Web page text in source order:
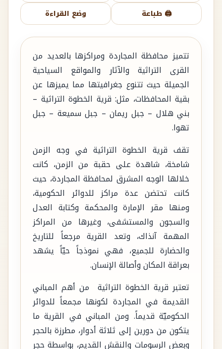
🖨️ طباعة
وضع القراءة
تتميز محافظة المجاردة ومراكزها بالعديد من
القرى التراثية والآثار والمواقع السياحية
الجميلة حيث تتنوع جغرافيتها مما يميزها عن
بقية المحافظات، مثل: قرية الخطوة التراثية –
بني هلال – جبل ريمان – جبل سميعة – جبل
تهوا.
تقف قرية الخطوة التراثية في وجه الزمن
شامخة، شاهدة على حقبة من الزمن، كانت
خلالها الوجه المشرق لمحافظة المجاردة، حيث
كانت تحتضن عدة مراكز للدوائر الحكومية،
ومنها مقر الإمارة والمحكمة وكتابة العدل
والسجون والمستشفى، وغيرها من المراكز
المهمة آنذاك، وتعد القرية مرجعاً للتاريخ
والحضارة للجميع، فهي نموذجاً حيّاً يشهد
بعراقة المكان وأصالة الإنسان.
تعتبر قرية الخطوة التراثية من أهم المباني
القديمة في المجاردة لكونها مجمعاً للدوائر
الحكوميّة قديماً. ومن المباني في القرية ما
يتكون من دورين إلى ثلاثة أدوار، مطرزة بالحجر
وبعض الرسومات والنقش القديم، بواسطة حجر